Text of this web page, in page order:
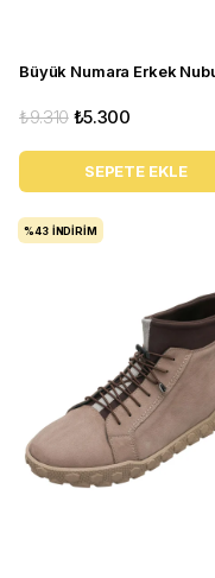
₺5.300
₺9.310
SEPETE EKLE
%43 İNDIRIM